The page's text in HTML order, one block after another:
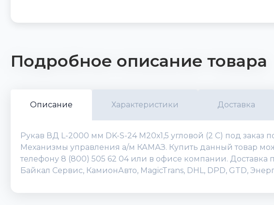
Подробное описание товара
Описание Характеристики Доставка
Рукав ВД L-2000 мм DK-S-24 М20х1,5 угловой (2 С) под
Механизмы управления а/м КАМАЗ. Купить данный товар
телефону 8 (800) 505 62 04 или в офисе компании.
Байкал Сервис, КамионАвто, MagicTrans, DHL, DPD, GTD,